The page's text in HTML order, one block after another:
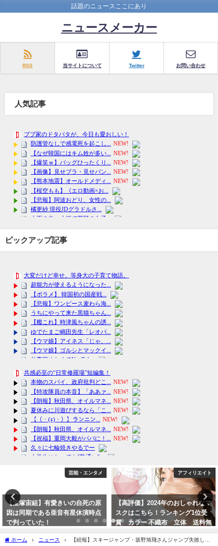
話題のニュースここにあり
ニュースメーカー
RSS 当サイトについて Twitter お問い合わせ
人気記事
ピックアップ記事
アフィリエイト
【高評価】2024年のおしゃれなマ
スクはこちら！ランキング1位受
賞 カラー 不織布 立体 送料無
料！バーゲンセール
芸能・エンタメ
【文春砲】有愛きいを精神的に追
い詰めた上級生4人って誰？組
長・番長の姪・男のトップ、悪魔
は違うの？
ホーム ニュース
【続報】スキージャンプ・坂野旭飛さんジャンプ失敗し死